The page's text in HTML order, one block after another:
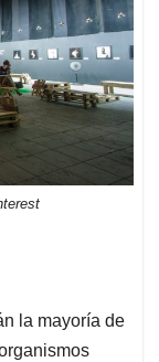
la mayoría de